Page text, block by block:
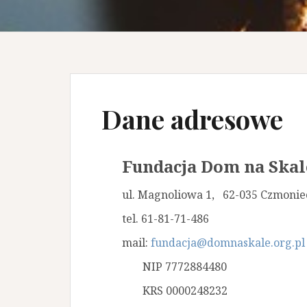
Dane adresowe
Fundacja Dom na
ul. Magnoliowa 1, 62-035
tel. 61-81-71-486
mail: fundacja@domnaskale.org.pl
NIP 7772884480
KRS 0000248232